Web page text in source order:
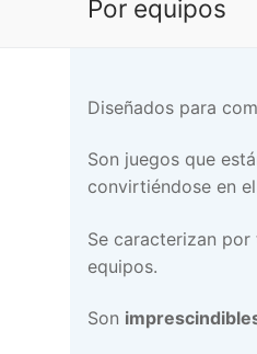
Por equipos
Diseñados para
Son juegos que
convirtiéndose en
Se caracterizan por
equipos.
Son